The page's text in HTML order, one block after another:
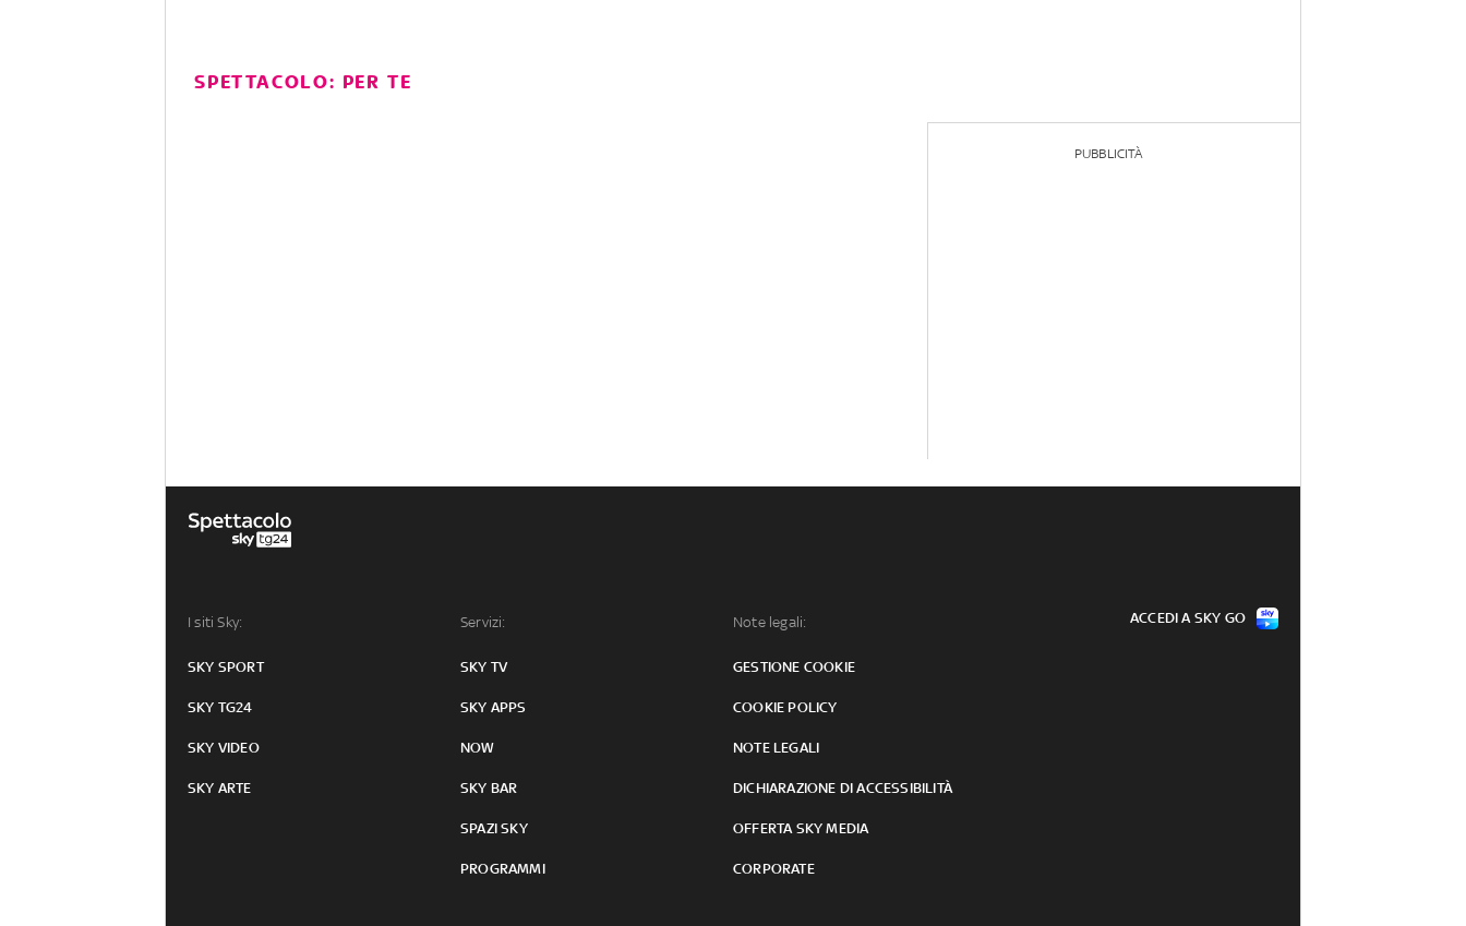
SPETTACOLO: PER TE
PUBBLICITÀ
I siti Sky:
SKY SPORT
SKY TG24
SKY VIDEO
SKY ARTE
Servizi:
SKY TV
SKY APPS
NOW
SKY BAR
SPAZI SKY
PROGRAMMI
Note legali:
GESTIONE COOKIE
COOKIE POLICY
NOTE LEGALI
DICHIARAZIONE DI ACCESSIBILITÀ
OFFERTA SKY MEDIA
CORPORATE
ACCEDI A SKY GO